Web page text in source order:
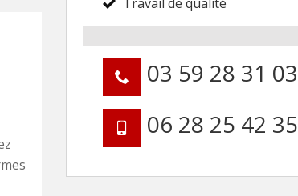
03 59 28 31 03
06 28 25 42 35